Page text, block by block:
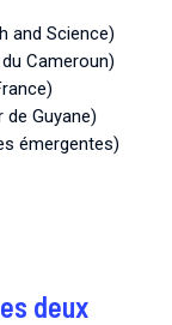
and Science)
Cameroun)
Guyane)
émergentes)
deux